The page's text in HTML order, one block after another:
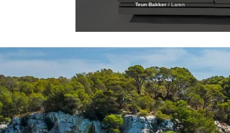
Teun Bakker /Laren